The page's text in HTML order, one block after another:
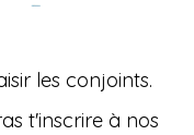
les conjoints.
t'inscrire à nos